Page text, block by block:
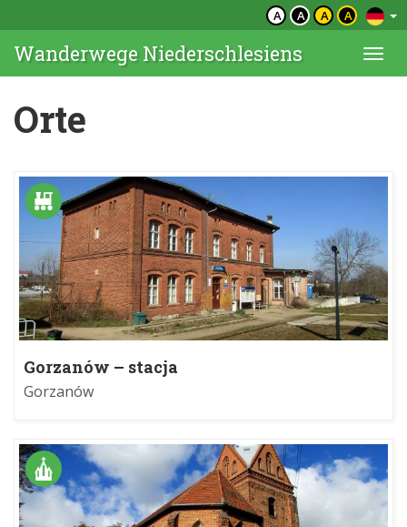
A A A A
Wanderwege Niederschlesiens
Orte
Gorzanów – stacja
Gorzanów